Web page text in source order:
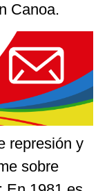
Canoa.
represión y
sobre